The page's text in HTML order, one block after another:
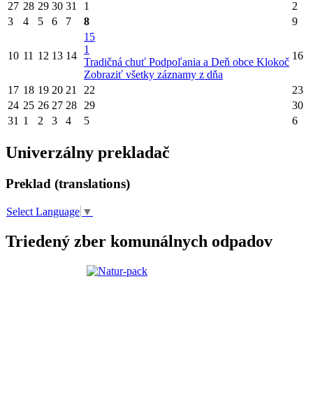
27 28 29 30 31 1
2
3
4 5 6 7 8 9
10 11 12 13 14
15
1
Tradičná chuť Podpoľania a Deň obce Klokoč
Zobraziť všetky záznamy z dňa
16
17 18 19 20 21 22
23
24 25 26 27 28 29
30
31 1 2 3 4 5 6
Univerzálny prekladač
Preklad (translations)
Select Language ▼
Triedený zber komunálnych odpadov